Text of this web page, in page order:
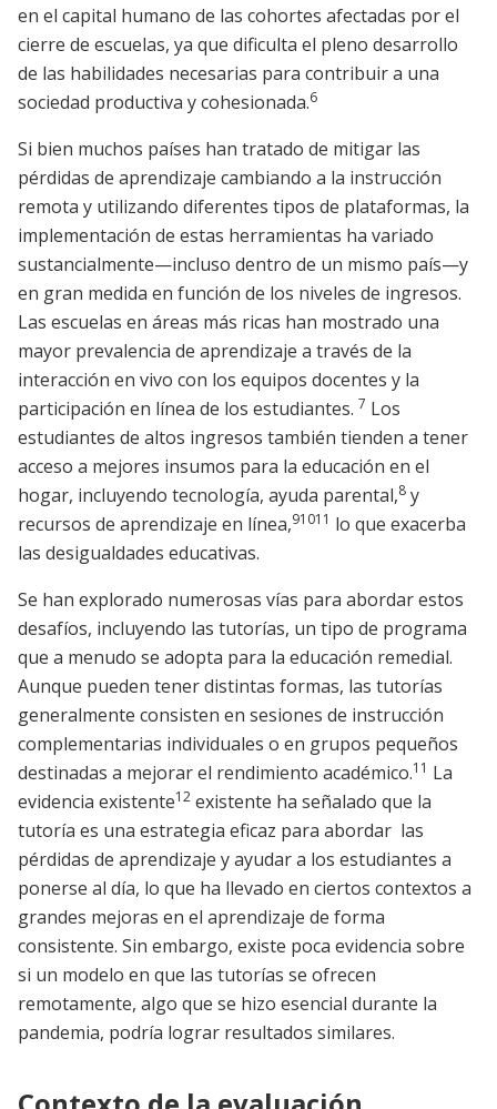
en el capital humano de las cohortes afectadas por el
cierre de escuelas, ya que dificulta el pleno desarrollo
de las habilidades necesarias para contribuir a una
sociedad productiva y cohesionada.6
Si bien muchos países han tratado de mitigar las
pérdidas de aprendizaje cambiando a la instrucción
remota y utilizando diferentes tipos de plataformas, la
implementación de estas herramientas ha variado
sustancialmente—incluso dentro de un mismo país—y
en gran medida en función de los niveles de ingresos.
Las escuelas en áreas más ricas han mostrado una
mayor prevalencia de aprendizaje a través de la
interacción en vivo con los equipos docentes y la
participación en línea de los estudiantes. 7 Los
estudiantes de altos ingresos también tienden a tener
acceso a mejores insumos para la educación en el
hogar, incluyendo tecnología, ayuda parental,8 y
recursos de aprendizaje en línea,91011 lo que exacerba
las desigualdades educativas.
Se han explorado numerosas vías para abordar estos
desafíos, incluyendo las tutorías, un tipo de programa
que a menudo se adopta para la educación remedial.
Aunque pueden tener distintas formas, las tutorías
generalmente consisten en sesiones de instrucción
complementarias individuales o en grupos pequeños
destinadas a mejorar el rendimiento académico.11 La
evidencia existente12 existente ha señalado que la
tutoría es una estrategia eficaz para abordar las
pérdidas de aprendizaje y ayudar a los estudiantes a
ponerse al día, lo que ha llevado en ciertos contextos a
grandes mejoras en el aprendizaje de forma
consistente. Sin embargo, existe poca evidencia sobre
si un modelo en que las tutorías se ofrecen
remotamente, algo que se hizo esencial durante la
pandemia, podría lograr resultados similares.